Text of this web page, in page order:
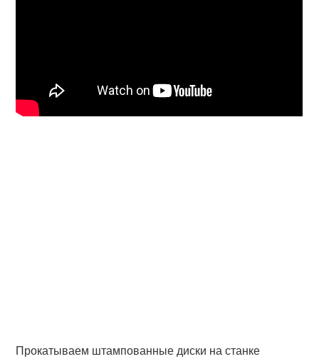
Прокатываем штампованные диски на станке